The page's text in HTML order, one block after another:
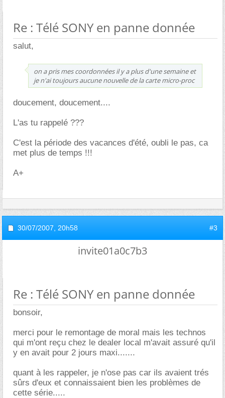
Re : Télé SONY en panne donnée
salut,
on a pris mes coordonnées il y a plus d'une semaine et
je n'ai toujours aucune nouvelle de la carte micro-proc
doucement, doucement....
L'as tu rappelé ???
C'est la période des vacances d'été, oubli le pas, ca
met plus de temps !!!
A+
30/07/2007, 20h58 #3
invite01a0c7b3
Re : Télé SONY en panne donnée
bonsoir,
merci pour le remontage de moral mais les technos
qui m'ont reçu chez le dealer local m'avait assuré qu'il
y en avait pour 2 jours maxi.......
quant à les rappeler, je n'ose pas car ils avaient trés
sûrs d'eux et connaissaient bien les problèmes de
cette série.....